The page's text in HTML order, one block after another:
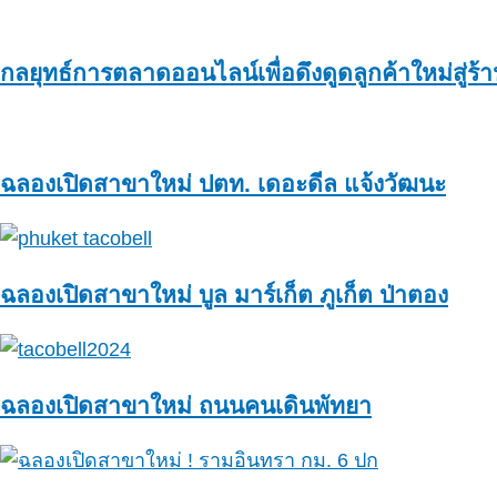
กลยุทธ์การตลาดออนไลน์เพื่อดึงดูดลูกค้าใหม่สู่ร้
ฉลองเปิดสาขาใหม่ ปตท. เดอะดีล แจ้งวัฒนะ
ฉลองเปิดสาขาใหม่ บูล มาร์เก็ต ภูเก็ต ป่าตอง
ฉลองเปิดสาขาใหม่ ถนนคนเดินพัทยา